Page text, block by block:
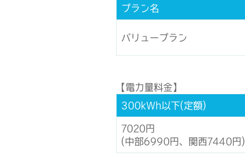
プラン名
バリュープラン
【電力量料金】
300kWh以下(定額)
7020円
(中部6990円、関西7440円)